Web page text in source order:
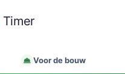
Timer
Voor de bouw